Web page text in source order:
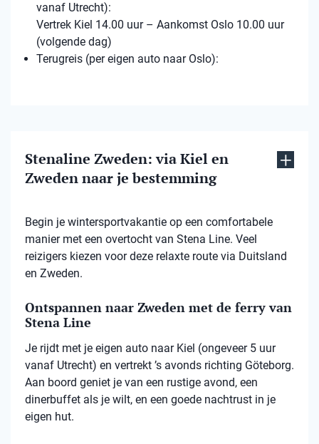
vanaf Utrecht):
Vertrek Kiel 14.00 uur – Aankomst Oslo 10.00 uur
(volgende dag)
Terugreis (per eigen auto naar Oslo):
Stenaline Zweden: via Kiel en
Zweden naar je bestemming
Begin je wintersportvakantie op een comfortabele
manier met een overtocht van Stena Line. Veel
reizigers kiezen voor deze relaxte route via Duitsland
en Zweden.
Ontspannen naar Zweden met de ferry van
Stena Line
Je rijdt met je eigen auto naar Kiel (ongeveer 5 uur
vanaf Utrecht) en vertrekt ’s avonds richting Göteborg.
Aan boord geniet je van een rustige avond, een
dinerbuffet als je wilt, en een goede nachtrust in je
eigen hut.